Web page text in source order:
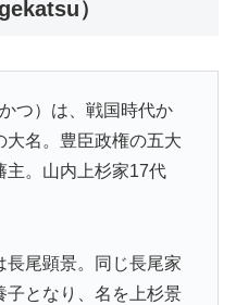
）
つ）は、戦国時代か
大名。豊臣政権の五大
主。山内上杉家17代
長尾顕景。同じ長尾家
子となり、名を上杉景